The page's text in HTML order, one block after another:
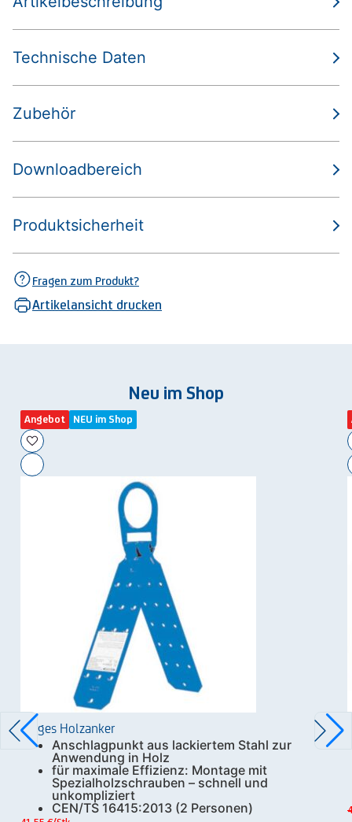
Technische Daten
Zubehör
Downloadbereich
Produktsicherheit
Fragen zum Produkt?
Artikelansicht drucken
Neu im Shop
Angebot NEU im Shop
Zarges Holzanker
Anschlagpunkt aus lackiertem Stahl zur
Anwendung in Holz
für maximale Effizienz: Montage mit
Spezialholzschrauben – schnell und
unkompliziert
CEN/TS 16415:2013 (2 Personen)